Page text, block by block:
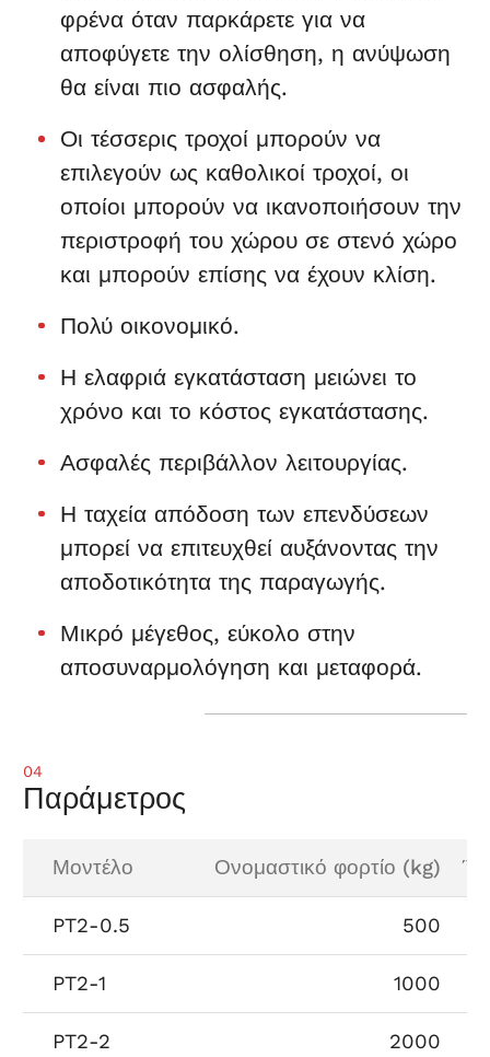
φρένα όταν παρκάρετε για να
αποφύγετε την ολίσθηση, η ανύψωση
θα είναι πιο ασφαλής.
Οι τέσσερις τροχοί μπορούν να
επιλεγούν ως καθολικοί τροχοί, οι
οποίοι μπορούν να ικανοποιήσουν την
περιστροφή του χώρου σε στενό χώρο
και μπορούν επίσης να έχουν κλίση.
Πολύ οικονομικό.
Η ελαφριά εγκατάσταση μειώνει το
χρόνο και το κόστος εγκατάστασης.
Ασφαλές περιβάλλον λειτουργίας.
Η ταχεία απόδοση των επενδύσεων
μπορεί να επιτευχθεί αυξάνοντας την
αποδοτικότητα της παραγωγής.
Μικρό μέγεθος, εύκολο στην
αποσυναρμολόγηση και μεταφορά.
04
Παράμετρος
Μοντέλο Ονομαστικό φορτίο (kg)
PT2-0.5 500
PT2-1 1000
PT2-2 2000